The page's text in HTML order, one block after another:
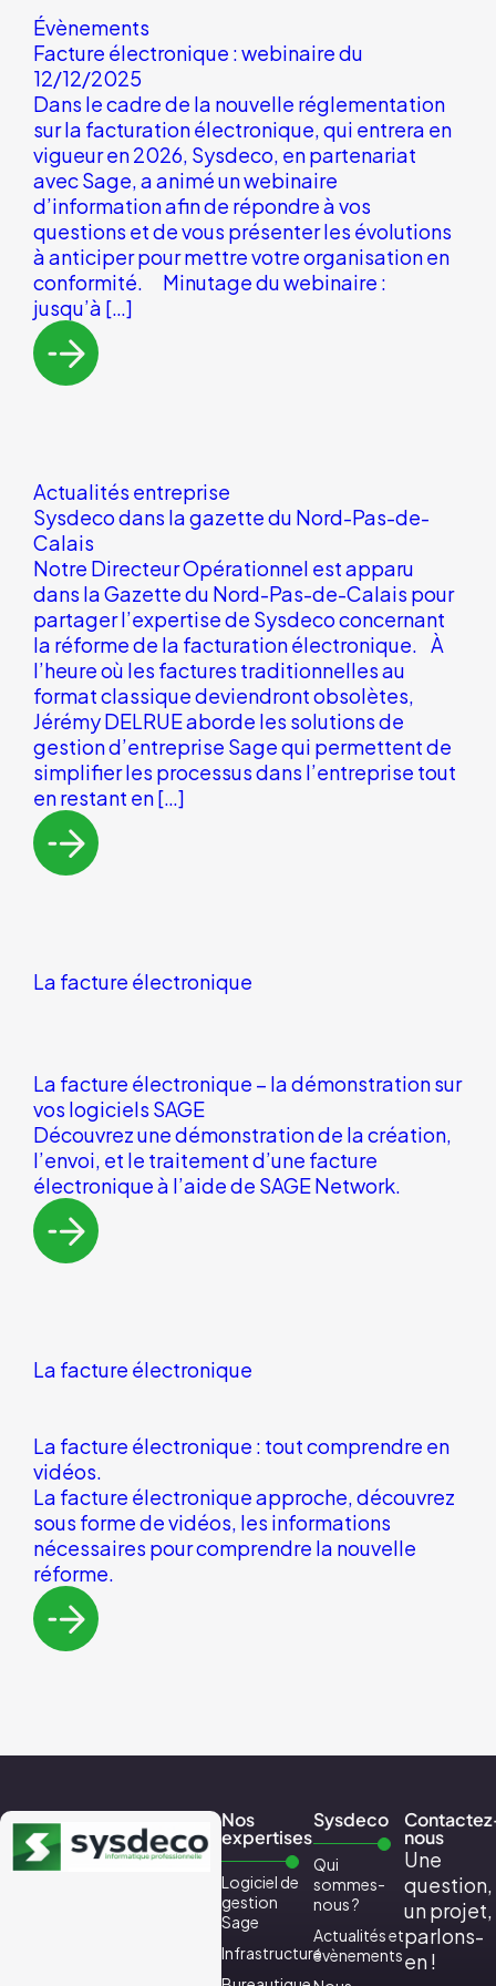
Évènements
Facture électronique : webinaire du
12/12/2025
Dans le cadre de la nouvelle réglementation
sur la facturation électronique, qui entrera en
vigueur en 2026, Sysdeco, en partenariat
avec Sage, a animé un webinaire
d’information afin de répondre à vos
questions et de vous présenter les évolutions
à anticiper pour mettre votre organisation en
conformité. Minutage du webinaire :
jusqu’à […]
Actualités entreprise
Sysdeco dans la gazette du Nord-Pas-de-
Calais
Notre Directeur Opérationnel est apparu
dans la Gazette du Nord-Pas-de-Calais pour
partager l’expertise de Sysdeco concernant
la réforme de la facturation électronique. À
l’heure où les factures traditionnelles au
format classique deviendront obsolètes,
Jérémy DELRUE aborde les solutions de
gestion d’entreprise Sage qui permettent de
simplifier les processus dans l’entreprise tout
en restant en […]
La facture électronique
La facture électronique – la démonstration sur
vos logiciels SAGE
Découvrez une démonstration de la création,
l’envoi, et le traitement d’une facture
électronique à l’aide de SAGE Network.
La facture électronique
La facture électronique : tout comprendre en
vidéos.
La facture électronique approche, découvrez
sous forme de vidéos, les informations
nécessaires pour comprendre la nouvelle
réforme.
Nos
expertises
Logiciel de
gestion
Sage
Infrastructure
Sysdeco
Qui
sommes-
nous ?
Actualités et
évènements
nous
Une
question,
un projet,
parlons-
en !